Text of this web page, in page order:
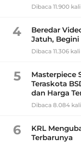
Dibaca 11.900 kali
4
Beredar
Jatuh,
Dibaca 11.306 kali
5
Masterpiece
Teraskota
dan Harga
Dibaca 8.084 kali
6
KRL
Terbarunya